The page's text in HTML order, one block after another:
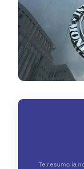
Te resumo la